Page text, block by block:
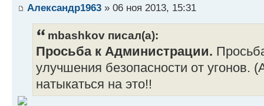
Александр1963 » 06 ноя 2013, 15:31
mbashkov писал(а):
Просьба к Администрации.
улучшения безопасности от угонов.
натыкаться на это!!